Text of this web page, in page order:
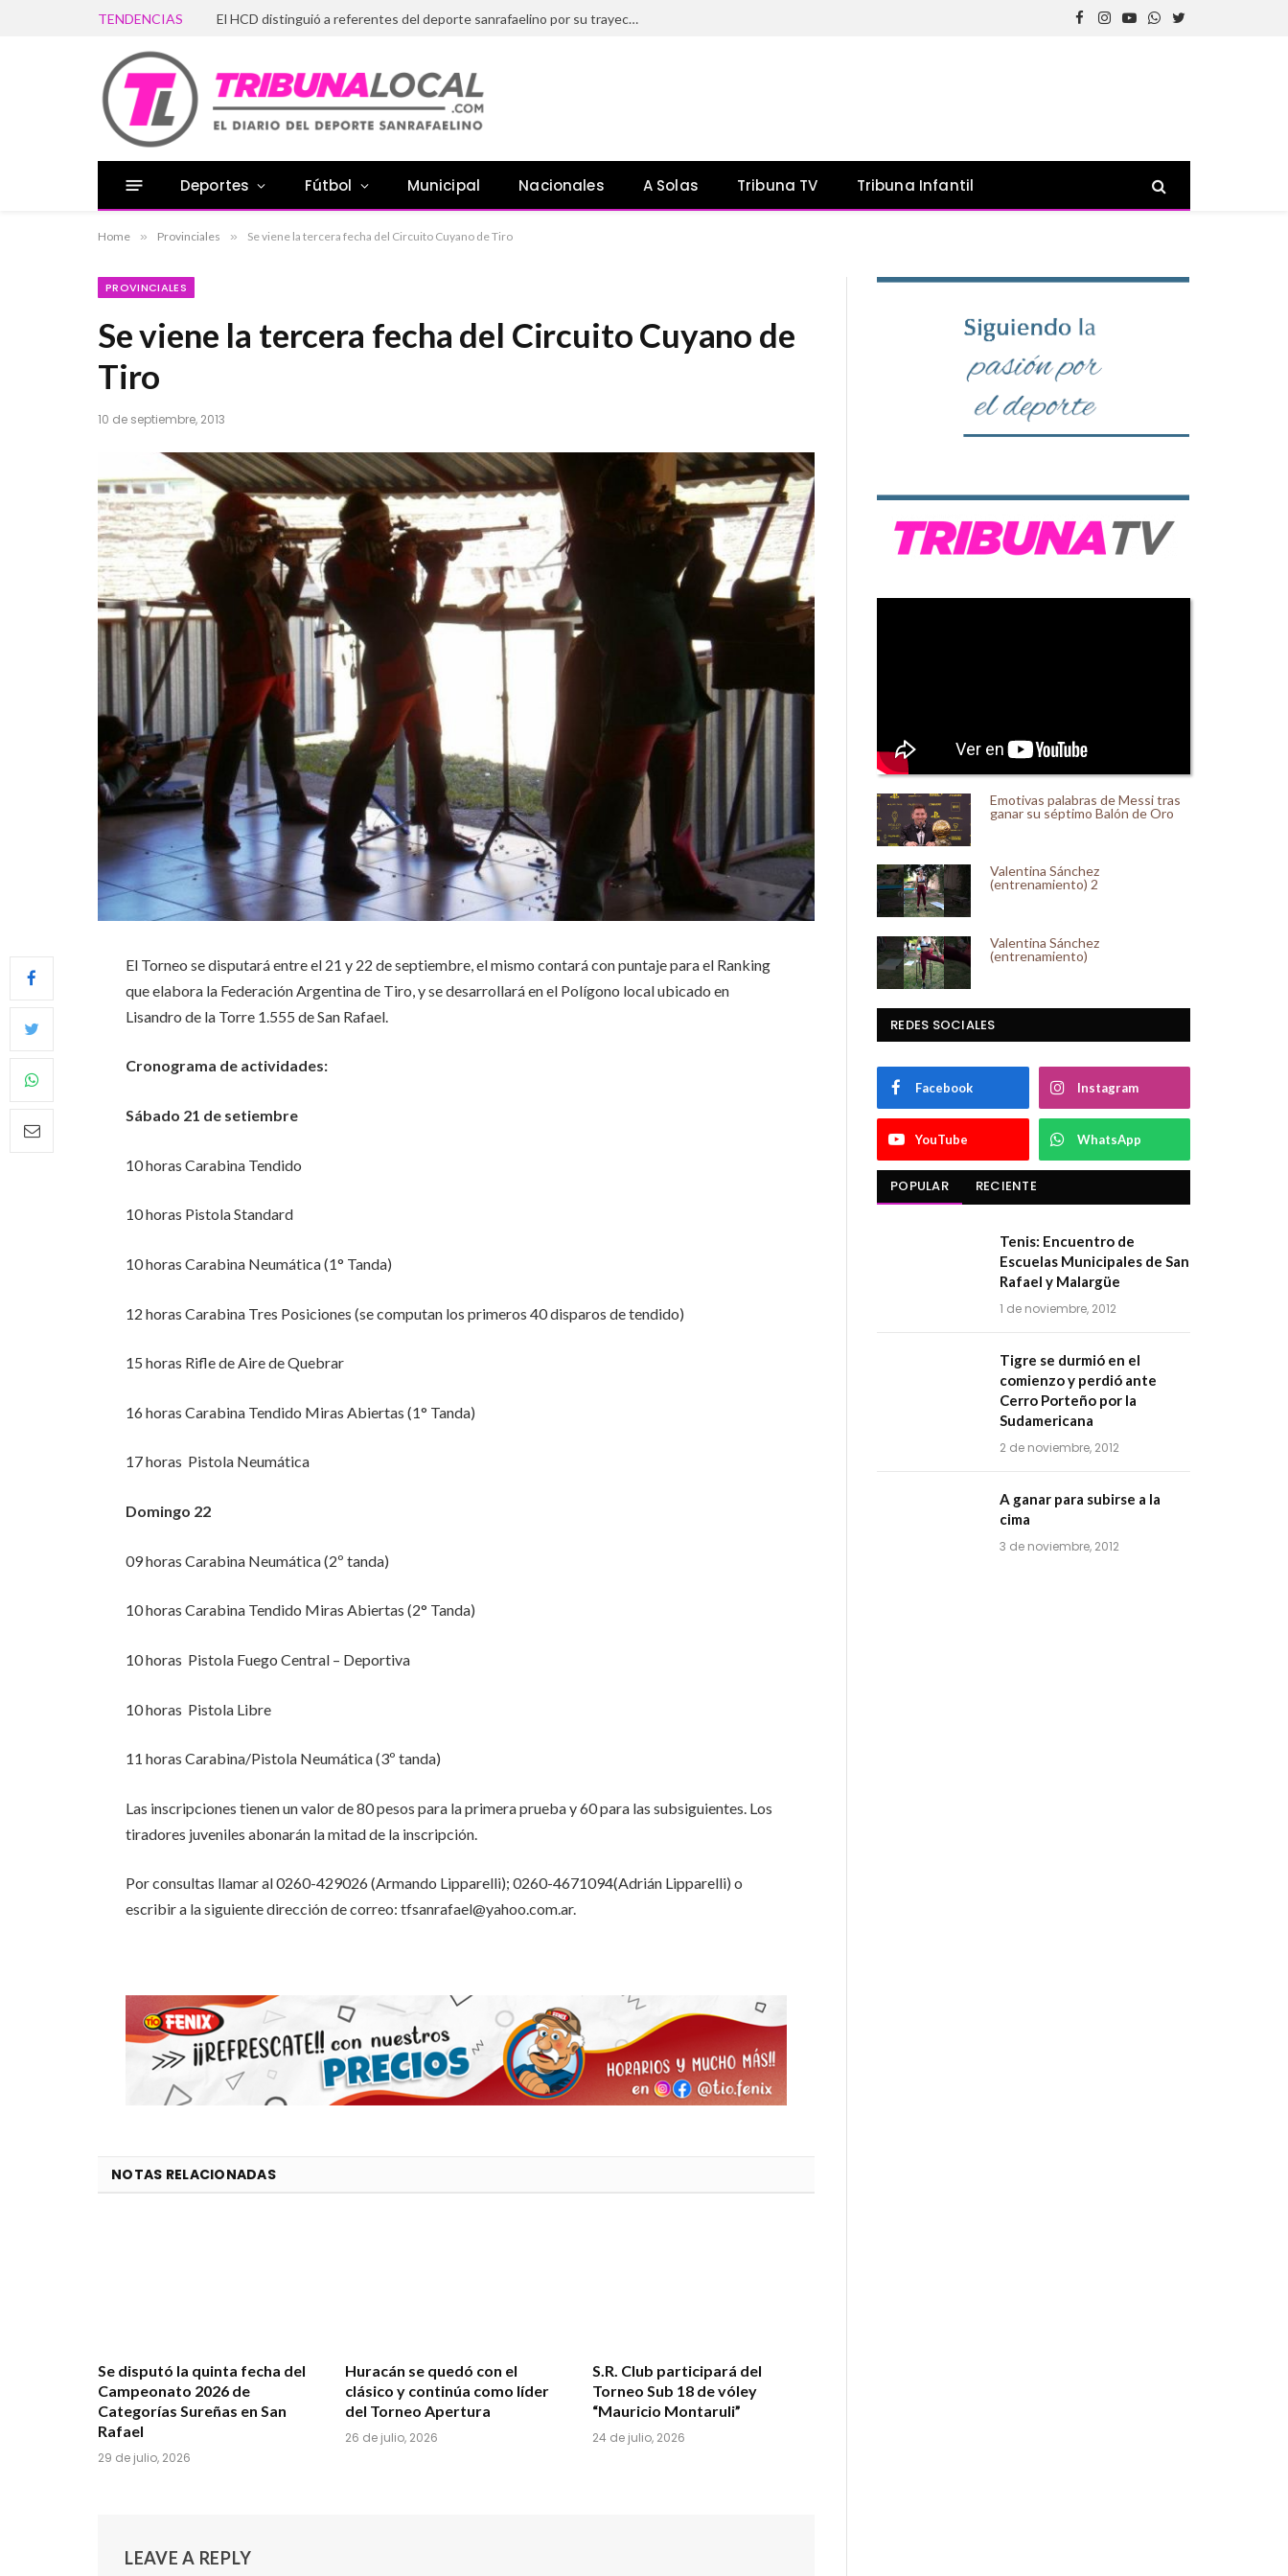
TENDENCIAS El HCD distinguió a referentes del deporte sanrafaelino por su trayectoria y aporte a la comunidad
Facebook
Instagram
YouTube
WhatsApp
Twitter
Deportes Fútbol Municipal Nacionales A Solas Tribuna TV Tribuna Infantil
Home » Provinciales » Se viene la tercera fecha del Circuito Cuyano de Tiro
PROVINCIALES
Se viene la tercera fecha del Circuito Cuyano de
Tiro
10 de septiembre, 2013
El Torneo se disputará entre el 21 y 22 de septiembre, el mismo contará con puntaje para el Ranking
que elabora la Federación Argentina de Tiro, y se desarrollará en el Polígono local ubicado en
Lisandro de la Torre 1.555 de San Rafael.
Cronograma de actividades:
Sábado 21 de setiembre
10 horas Carabina Tendido
10 horas Pistola Standard
10 horas Carabina Neumática (1° Tanda)
12 horas Carabina Tres Posiciones (se computan los primeros 40 disparos de tendido)
15 horas Rifle de Aire de Quebrar
16 horas Carabina Tendido Miras Abiertas (1° Tanda)
17 horas Pistola Neumática
Domingo 22
09 horas Carabina Neumática (2º tanda)
10 horas Carabina Tendido Miras Abiertas (2° Tanda)
10 horas Pistola Fuego Central – Deportiva
10 horas Pistola Libre
11 horas Carabina/Pistola Neumática (3º tanda)
Las inscripciones tienen un valor de 80 pesos para la primera prueba y 60 para las subsiguientes. Los
tiradores juveniles abonarán la mitad de la inscripción.
Por consultas llamar al 0260-429026 (Armando Lipparelli); 0260-4671094(Adrián Lipparelli) o
escribir a la siguiente dirección de correo: tfsanrafael@yahoo.com.ar.
NOTAS RELACIONADAS
Se disputó la quinta fecha del
Campeonato 2026 de
Categorías Sureñas en San
Rafael
29 de julio, 2026
Huracán se quedó con el
clásico y continúa como líder
del Torneo Apertura
26 de julio, 2026
S.R. Club participará del
Torneo Sub 18 de vóley
“Mauricio Montaruli”
24 de julio, 2026
LEAVE A REPLY
Emotivas palabras de Messi tras
ganar su séptimo Balón de Oro
Valentina Sánchez
(entrenamiento) 2
Valentina Sánchez
(entrenamiento)
REDES SOCIALES
Facebook Instagram
YouTube WhatsApp
POPULAR RECIENTE
Tenis: Encuentro de
Escuelas Municipales de San
Rafael y Malargüe
1 de noviembre, 2012
Tigre se durmió en el
comienzo y perdió ante
Cerro Porteño por la
Sudamericana
2 de noviembre, 2012
A ganar para subirse a la
cima
3 de noviembre, 2012